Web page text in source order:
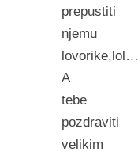
prepustiti
njemu
lovorike,lol…
A
tebe
pozdraviti
velikim